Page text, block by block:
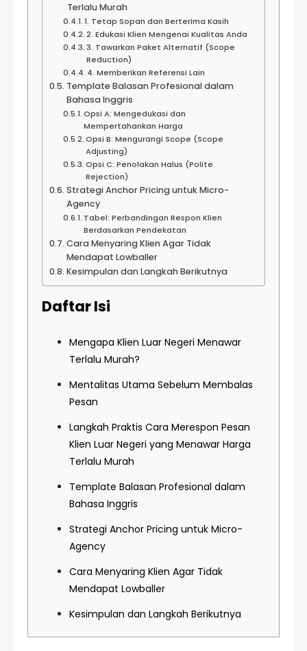
Terlalu Murah
1. Tetap Sopan dan Berterima Kasih
2. Edukasi Klien Mengenai Kualitas Anda
3. Tawarkan Paket Alternatif (Scope
Reduction)
4. Memberikan Referensi Lain
Template Balasan Profesional dalam
Bahasa Inggris
Opsi A: Mengedukasi dan
Mempertahankan Harga
Opsi B: Mengurangi Scope (Scope
Adjusting)
Opsi C: Penolakan Halus (Polite
Rejection)
Strategi Anchor Pricing untuk Micro-
Agency
Tabel: Perbandingan Respon Klien
Berdasarkan Pendekatan
Cara Menyaring Klien Agar Tidak
Mendapat Lowballer
Kesimpulan dan Langkah Berikutnya
Daftar Isi
Mengapa Klien Luar Negeri Menawar
Terlalu Murah?
Mentalitas Utama Sebelum Membalas
Pesan
Langkah Praktis Cara Merespon Pesan
Klien Luar Negeri yang Menawar Harga
Terlalu Murah
Template Balasan Profesional dalam
Bahasa Inggris
Strategi Anchor Pricing untuk Micro-
Agency
Cara Menyaring Klien Agar Tidak
Mendapat Lowballer
Kesimpulan dan Langkah Berikutnya